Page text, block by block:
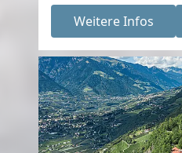
Weitere Infos